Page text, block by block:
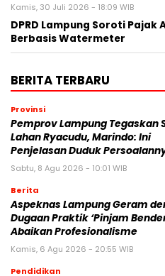
Kamis, 30 Juli 2026 - 18:09 WIB
DPRD Lampung Soroti Pajak
Berbasis Watermeter
BERITA TERBARU
Provinsi
Pemprov Lampung Tegaskan
Lahan Ryacudu, Marindo: Ini
Penjelasan Duduk
Sabtu, 8 Agu 2026 - 10:01 WIB
Berita
Aspeknas Lampung Geram
Dugaan Praktik ‘Pinjam
Abaikan Profesionalisme
Kamis, 6 Agu 2026 - 20:55 WIB
Pendidikan